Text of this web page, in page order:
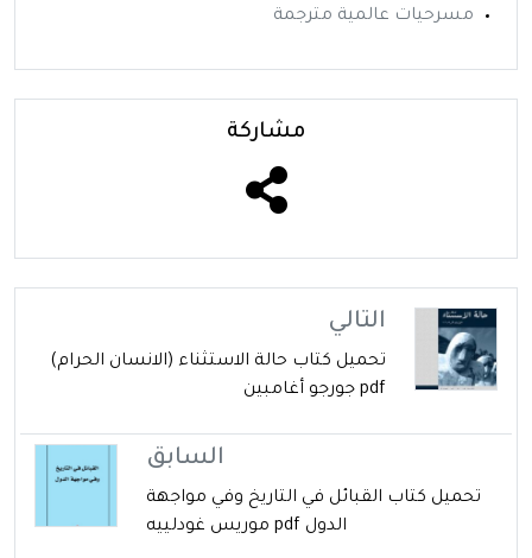
مسرحيات عالمية مترجمة
مشاركة
التالي
تحميل كتاب حالة الاستثناء (الانسان الحرام)
pdf جورجو أغامبين
السابق
تحميل كتاب القبائل في التاريخ وفي مواجهة
الدول pdf موريس غودلييه